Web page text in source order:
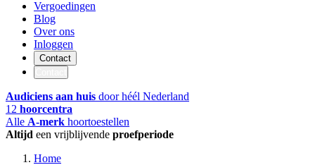
Vergoedingen
Blog
Over ons
Inloggen
Contact
Audiciens aan huis door héél Nederland
12 hoorcentra
Alle A-merk hoortoestellen
Altijd een vrijblijvende proefperiode
Home